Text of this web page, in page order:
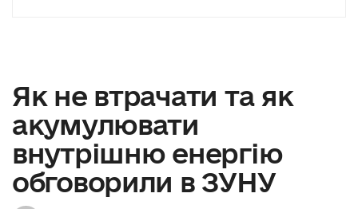
Як не втрачати та як
акумулювати
внутрішню енергію
обговорили в ЗУНУ